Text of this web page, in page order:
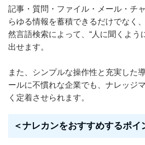
記事・質問・ファイル・メール・チ
らゆる情報を蓄積できるだけでなく
然言語検索によって、“人に聞くよう
出せます。
また、シンプルな操作性と充実した
ールに不慣れな企業でも、ナレッジ
く定着させられます。
＜ナレカンをおすすめするポイ